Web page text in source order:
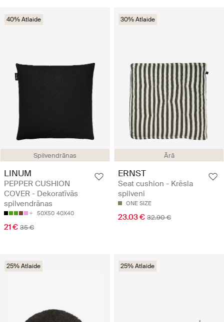
Spilvendrānas
40% Atlaide
LINUM
PEPPER CUSHION
COVER - Dekoratīvās
spilvendrānas
50X50 40X40
21 € 35 €
Ārā
30% Atlaide
ERNST
Seat cushion - Krēsla
spilveni
ONE SIZE
23.03 € 32.90 €
25% Atlaide 25% Atlaide